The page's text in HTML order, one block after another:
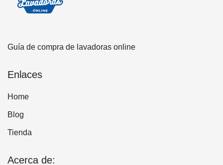
Guía de compra de lavadoras online
Enlaces
Home
Blog
Tienda
Acerca de: